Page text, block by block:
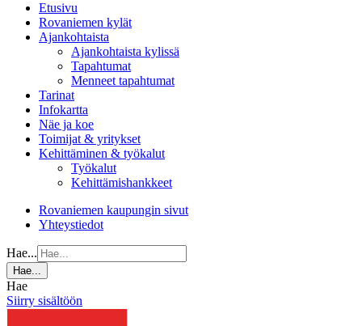
Etusivu
Rovaniemen kylät
Ajankohtaista
Ajankohtaista kylissä
Tapahtumat
Menneet tapahtumat
Tarinat
Infokartta
Näe ja koe
Toimijat & yritykset
Kehittäminen & työkalut
Työkalut
Kehittämishankkeet
Rovaniemen kaupungin sivut
Yhteystiedot
Hae...
Hae...
Hae
Siirry sisältöön